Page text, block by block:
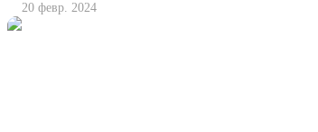
20 февр. 2024